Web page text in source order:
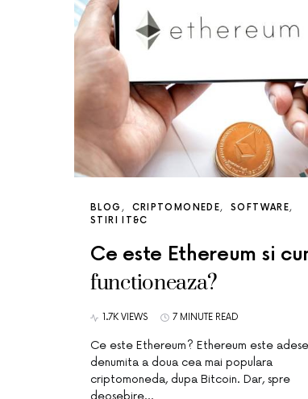
BLOG CRIPTOMONEDE
SOFTWARE
STIRI IT&C
Ce este Ethereum si
functioneaza?
1.7K VIEWS 7 MINUTE READ
Ce este Ethereum? Ethereum este
denumita a doua cea mai populara
criptomoneda, dupa Bitcoin. Dar, spre